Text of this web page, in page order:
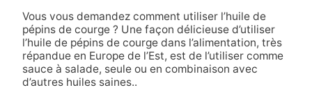
Vous vous demandez comment utiliser l’huile de
pépins de courge ? Une façon délicieuse d’utiliser
l’huile de pépins de courge dans l’alimentation, très
répandue en Europe de l’Est, est de l’utiliser comme
sauce à salade, seule ou en combinaison avec
d’autres huiles saines..